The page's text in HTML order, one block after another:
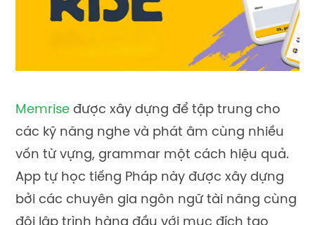
Memrise được xây dựng để tập trung cho
các kỹ năng nghe và phát âm cùng nhiều
vốn từ vựng, grammar một cách hiệu quả.
App tự học tiếng Pháp này được xây dựng
bởi các chuyên gia ngôn ngữ tài năng cùng